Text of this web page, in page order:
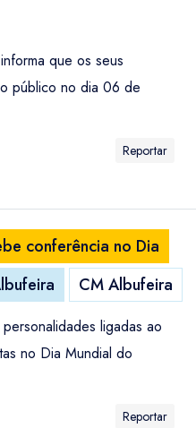
que os seus
público no dia 06 de
Reportar
conferência no Dia
CM Albufeira
ligadas ao
no Dia Mundial do
Reportar